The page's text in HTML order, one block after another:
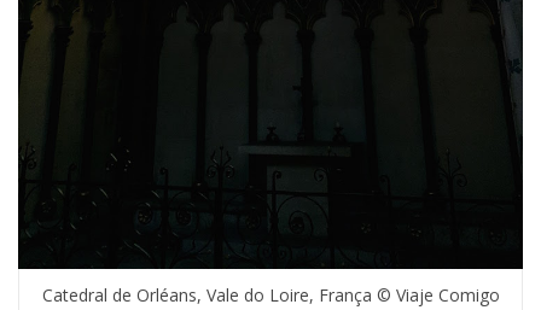
Catedral de Orléans, Vale do Loire, França © Viaje Comigo